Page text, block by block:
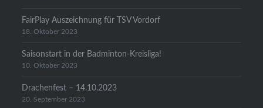
FairPlay Auszeichnung für TSV Vordorf
18. Oktober 2023
Saisonstart in der Badminton-Kreisliga!
10. Oktober 2023
Drachenfest – 14.10.2023
20. September 2023